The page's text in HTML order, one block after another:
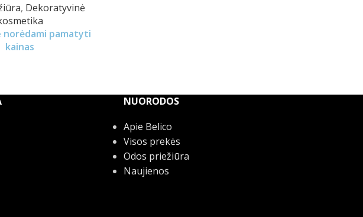
, Dekoratyvinė
pamatyti
kainas
NUORODOS
Apie Belico
Visos prekės
Odos priežiūra
Naujienos